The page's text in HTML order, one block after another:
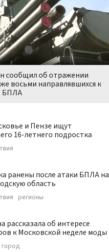
сообщил об отражении
восьми направлявшихся к
БПЛА
и Пензе ищут
16-летнего подростка
ранены после атаки БПЛА на
область
регионы
рассказала об интересе
к Московской неделе моды
город